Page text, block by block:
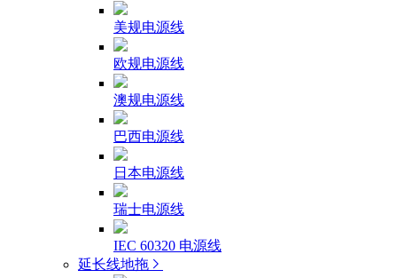
美规电源线
欧规电源线
澳规电源线
巴西电源线
日本电源线
瑞士电源线
IEC 60320 电源线
延长线地拖